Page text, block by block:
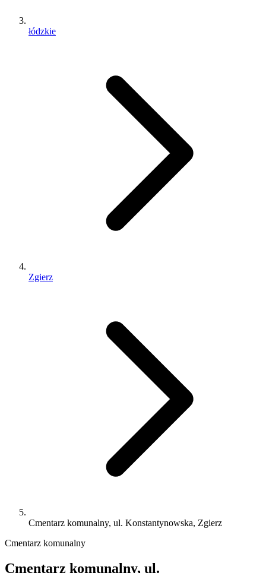
łódzkie
Zgierz
Cmentarz komunalny, ul. Konstantynowska, Zgierz
Cmentarz komunalny
Cmentarz komunalny, ul.